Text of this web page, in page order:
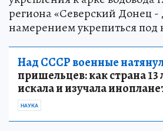
региона «Северский Донец -
намерением укрепиться под
Над СССР военные
пришельцев: как страна 13
искала и изучала
НАУКА